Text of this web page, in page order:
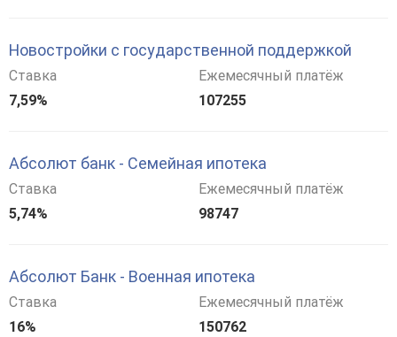
Новостройки с государственной поддержкой
Ставка
7,59%
Ежемесячный платёж
107255
Абсолют банк - Семейная ипотека
Ставка
5,74%
Ежемесячный платёж
98747
Абсолют Банк - Военная ипотека
Ставка
16%
Ежемесячный платёж
150762